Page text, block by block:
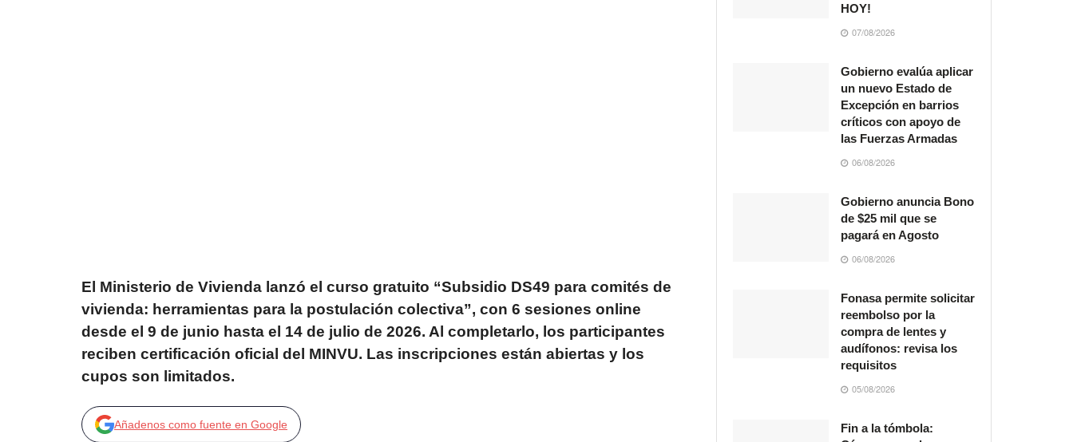
El Ministerio de Vivienda lanzó el curso gratuito “Subsidio DS49 para comités de
vivienda: herramientas para la postulación colectiva”, con 6 sesiones online
desde el 9 de junio hasta el 14 de julio de 2026. Al completarlo, los participantes
reciben certificación oficial del MINVU. Las inscripciones están abiertas y los
cupos son limitados.
Añadenos como fuente en Google
HOY!
07/08/2026
Gobierno evalúa aplicar
un nuevo Estado de
Excepción en barrios
críticos con apoyo de
las Fuerzas Armadas
06/08/2026
Gobierno anuncia Bono
de $25 mil que se
pagará en Agosto
06/08/2026
Fonasa permite solicitar
reembolso por la
compra de lentes y
audífonos: revisa los
requisitos
05/08/2026
Fin a la tómbola: